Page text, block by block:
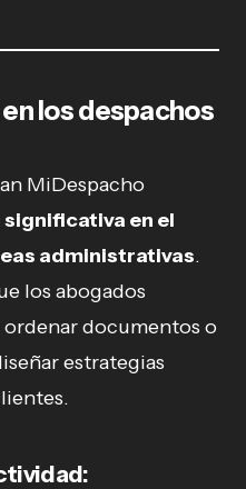
los despachos
MiDespacho
en el
administrativas.
los abogados
documentos o
estrategias